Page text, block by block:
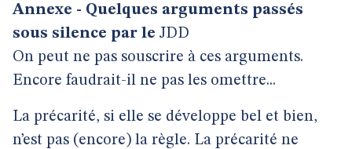
Annexe - Quelques arguments passés
sous silence par le JDD
On peut ne pas souscrire à ces arguments.
Encore faudrait-il ne pas les omettre...
La précarité, si elle se développe bel et bien,
n’est pas (encore) la règle. La précarité ne